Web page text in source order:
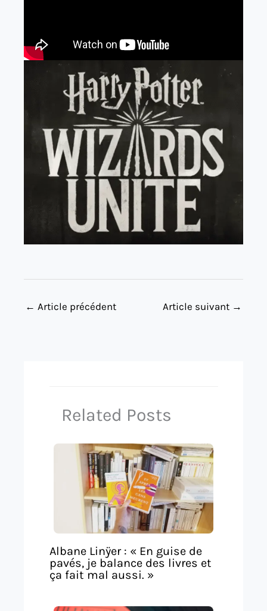
← Article précédent Article suivant →
Related Posts
Albane Linÿer : « En guise de
pavés, je balance des livres et
ça fait mal aussi. »